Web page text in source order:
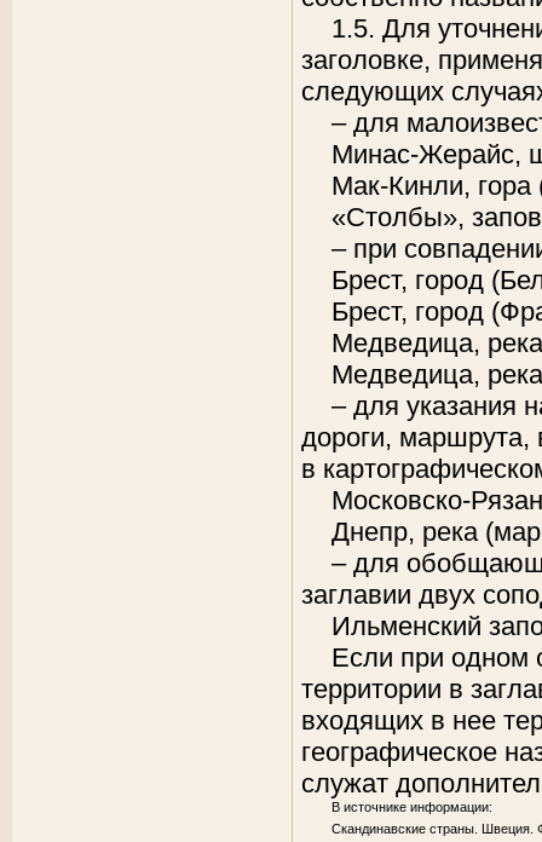
1.5. Для
заголовке,
следующих
– для
Минас-Жерайс,
Мак-Кинли, гора
«Столбы»,
– при
Брест, город
Брест, город
Медведица,
Медведица,
– для указания
дороги, маршрута,
в
Московско-
Днепр, река
– для
заглавии двух
Ильменский
Если при одном
территории в
входящих в нее
географическое
служат
В источнике информации:
Скандинавские страны. Швеция.